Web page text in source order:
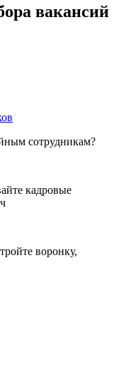
вакансий
сотрудникам?
кадровые
воронку,